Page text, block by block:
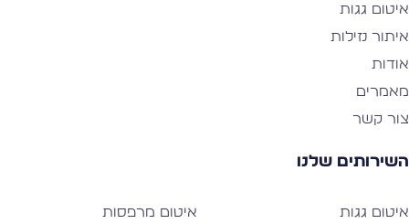
גגות
נזילות
קשר
שלנו
גגות
איטום מרפסות